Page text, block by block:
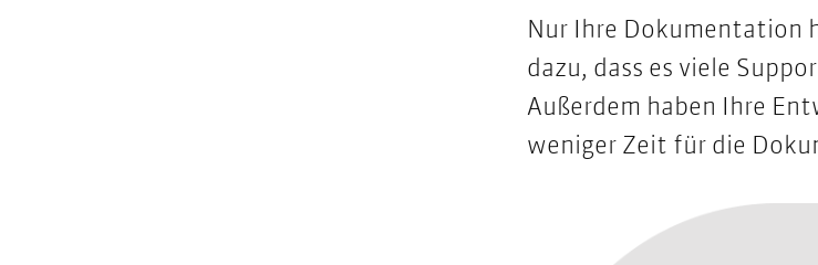
Nur Ihre Dokumentation
dazu, dass es viele
Außerdem haben Ihre
weniger Zeit für die